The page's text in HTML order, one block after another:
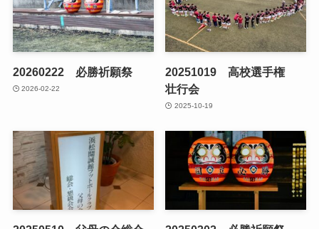
20260222 必勝祈願祭
2026-02-22
20251019 高校選手権
壮行会
2025-10-19